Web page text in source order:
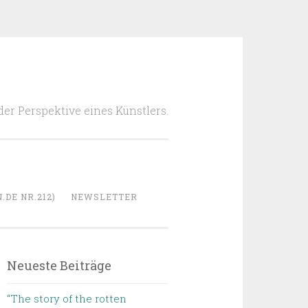
Perspektive eines Künstlers.
NR.212) NEWSLETTER
Neueste Beiträge
“The story of the rotten